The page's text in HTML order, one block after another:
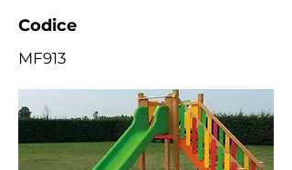
Codice
MF913